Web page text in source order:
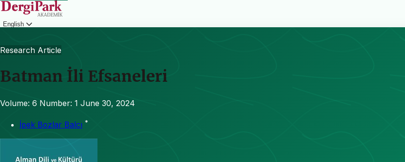
English
Research Article
Batman İli Efsaneleri
Volume: 6 Number: 1 June 30, 2024
İpek Bozlar Balcı *